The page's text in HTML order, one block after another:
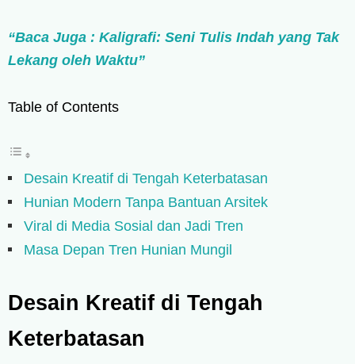
“Baca Juga : Kaligrafi: Seni Tulis Indah yang Tak
Lekang oleh Waktu”
Table of Contents
Desain Kreatif di Tengah Keterbatasan
Hunian Modern Tanpa Bantuan Arsitek
Viral di Media Sosial dan Jadi Tren
Masa Depan Tren Hunian Mungil
Desain Kreatif di Tengah
Keterbatasan